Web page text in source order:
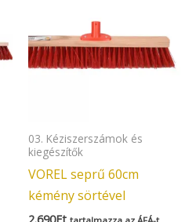
03. Kéziszerszámok és
kiegészítők
VOREL seprű 60cm
kémény sörtével
2.690Ft